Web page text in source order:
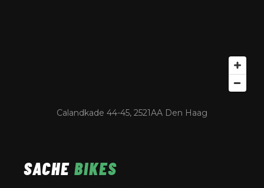
Calandkade 44-45, 2521AA Den Haag
SACHE BIKES